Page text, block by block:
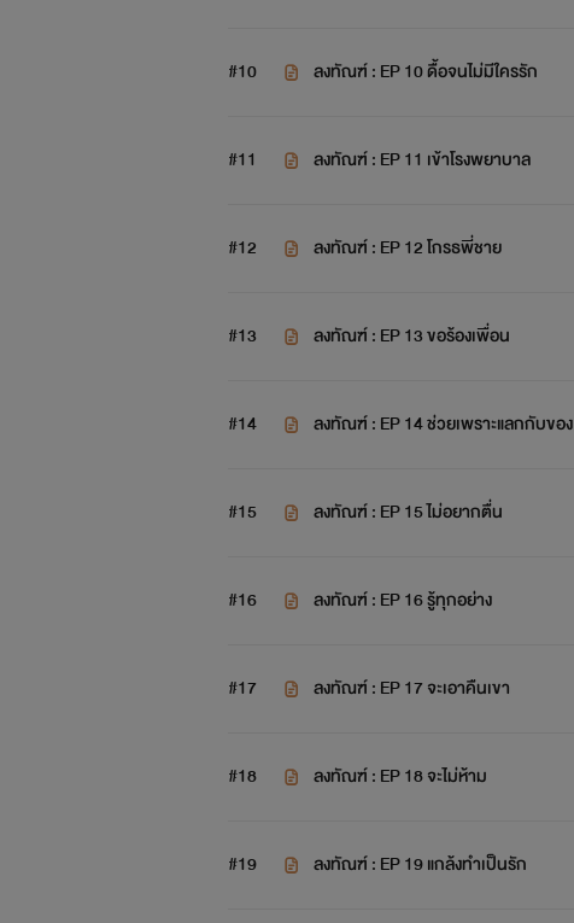
#10 ลงทัณฑ์ : EP 10 ดื้อจนไม่มีใครรัก
#11 ลงทัณฑ์ : EP 11 เข้าโรงพยาบาล
#12 ลงทัณฑ์ : EP 12 โกรธพี่ชาย
#13 ลงทัณฑ์ : EP 13 ขอร้องเพื่อน
#14 ลงทัณฑ์ : EP 14 ช่วยเพราะแลกกับของ
#15 ลงทัณฑ์ : EP 15 ไม่อยากตื่น
#16 ลงทัณฑ์ : EP 16 รู้ทุกอย่าง
#17 ลงทัณฑ์ : EP 17 จะเอาคืนเขา
#18 ลงทัณฑ์ : EP 18 จะไม่ห้าม
#19 ลงทัณฑ์ : EP 19 แกล้งทำเป็นรัก